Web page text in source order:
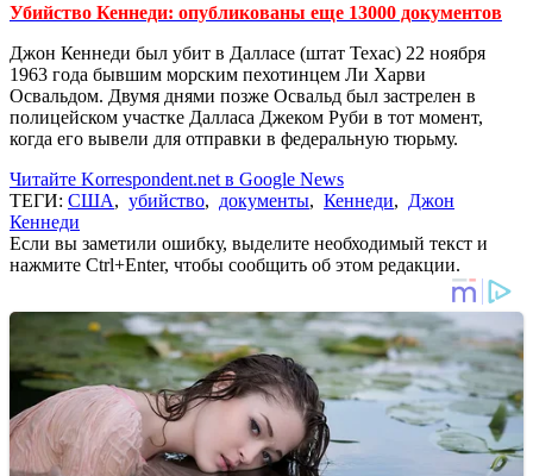
Убийство Кеннеди: опубликованы еще 13000 документов
Джон Кеннеди был убит в Далласе (штат Техас) 22 ноября
1963 года бывшим морским пехотинцем Ли Харви
Освальдом. Двумя днями позже Освальд был застрелен в
полицейском участке Далласа Джеком Руби в тот момент,
когда его вывели для отправки в федеральную тюрьму.
Читайте Korrespondent.net в Google News
ТЕГИ: США, убийство, документы, Кеннеди, Джон
Кеннеди
Если вы заметили ошибку, выделите необходимый текст и
нажмите Ctrl+Enter, чтобы сообщить об этом редакции.